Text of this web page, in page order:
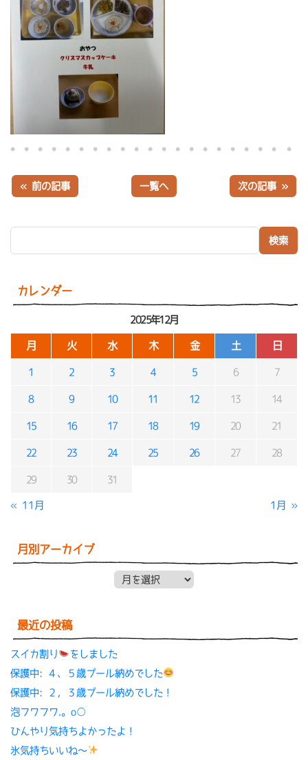
カレンダー
2025年12月
月 火 水 木 金 土 日
1 2 3 4 5 6 7
8 9 10 11 12 13 14
15 16 17 18 19 20 21
22 23 24 25 26 27 28
29 30 31
« 11月 1月 »
月別アーカイブ
最近の投稿
スイカ割り
をしました
保護中: ４、５歳プール納めでした
保護中: ２，３歳プール納めでした！
泡フワフワ.。o○
ひんやり気持ちよかったよ！
氷気持ちいいね〜
« 前の記事 一覧へ 次の記事 »